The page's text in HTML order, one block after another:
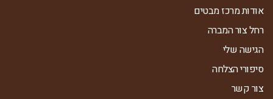
אודות מרכז מבטים
רחל צור המברה
הגישה שלי
סיפורי הצלחה
צור קשר